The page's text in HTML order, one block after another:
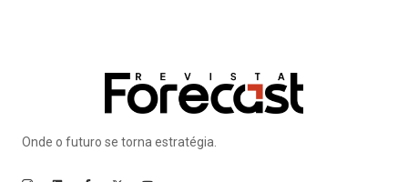
Onde o futuro se torna estratégia.